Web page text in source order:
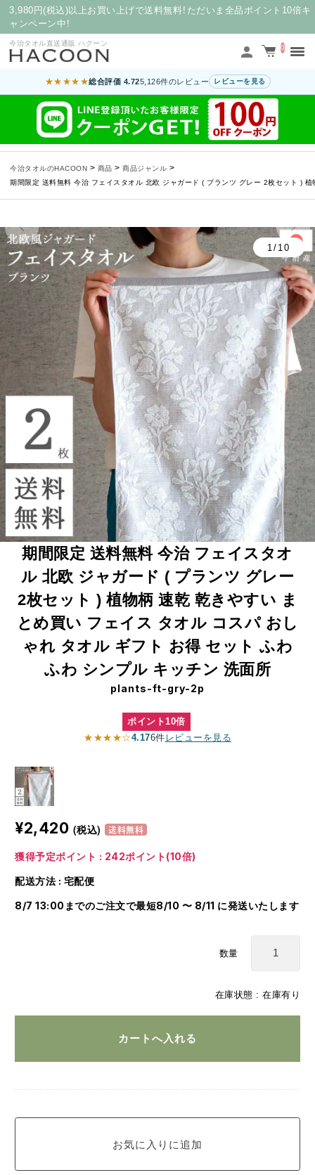
3,980円(税込)以上お買い上げで送料無料！ただいま全品ポイント10倍キ
ャンペーン中！
今治タオル直送通販 ハクーン
0
★★★★★総合評価 4.725,126件のレビュー レビューを見る
今治タオルのHACOON > 商品 > 商品ジャンル >
期間限定 送料無料 今治 フェイスタオル 北欧 ジャガード ( プランツ グレー 2枚セット )
1/10
期間限定 送料無料 今治 フェイスタオ
ル 北欧 ジャガード ( プランツ グレー
2枚セット ) 植物柄 速乾 乾きやすい ま
とめ買い フェイス タオル コスパ おし
ゃれ タオル ギフト お得 セット ふわ
ふわ シンプル キッチン 洗面所
plants-ft-gry-2p
ポイント10倍
★★★★☆4.176件 レビューを見る
在庫状態 : 在庫有り
¥2,420 (税込) 送料無料
獲得予定ポイント : 242ポイント(10倍)
配送方法 : 宅配便
8/7 13:00までのご注文で最短8/10 〜 8/11 に発送いたします
数量